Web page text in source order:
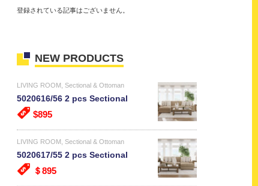
登録されている記事はございません。
NEW PRODUCTS
LIVING ROOM Sectional & Ottoman
5020616/56 2 pcs Sectional
$895
LIVING ROOM Sectional & Ottoman
5020617/55 2 pcs Sectional
＄895